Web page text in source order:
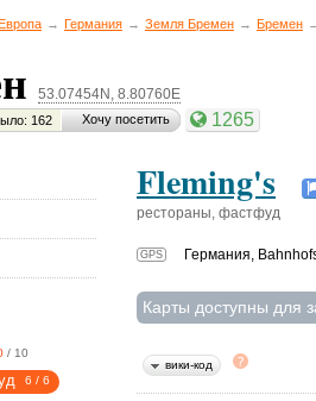
→ Германия → Земля Бремен → Бремен
53.07454N, 8.80760E
162 Хочу посетить 1265
/ 10
6 / 6
Fleming's
рестораны, фастфуд
GPS Германия,
Карты доступны для
вики-код